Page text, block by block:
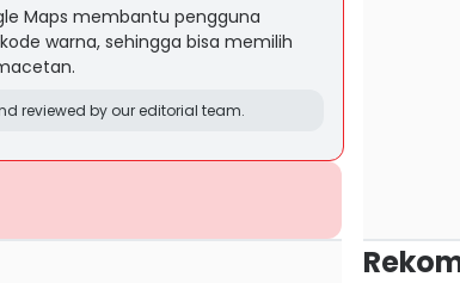
Maps membantu pengguna
warna, sehingga bisa memilih
reviewed by our editorial team.